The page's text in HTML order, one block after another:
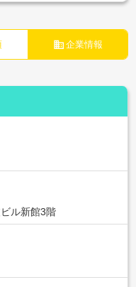
business 企業情報
ル新館3階